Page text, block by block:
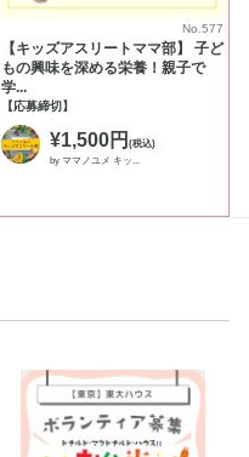
No.577
【キッズアスリートママ部】 子ど
もの興味を深める栄養！親子で
学...
【応募締切】
¥1,500円 (税込)
by ママノユメ キッ...